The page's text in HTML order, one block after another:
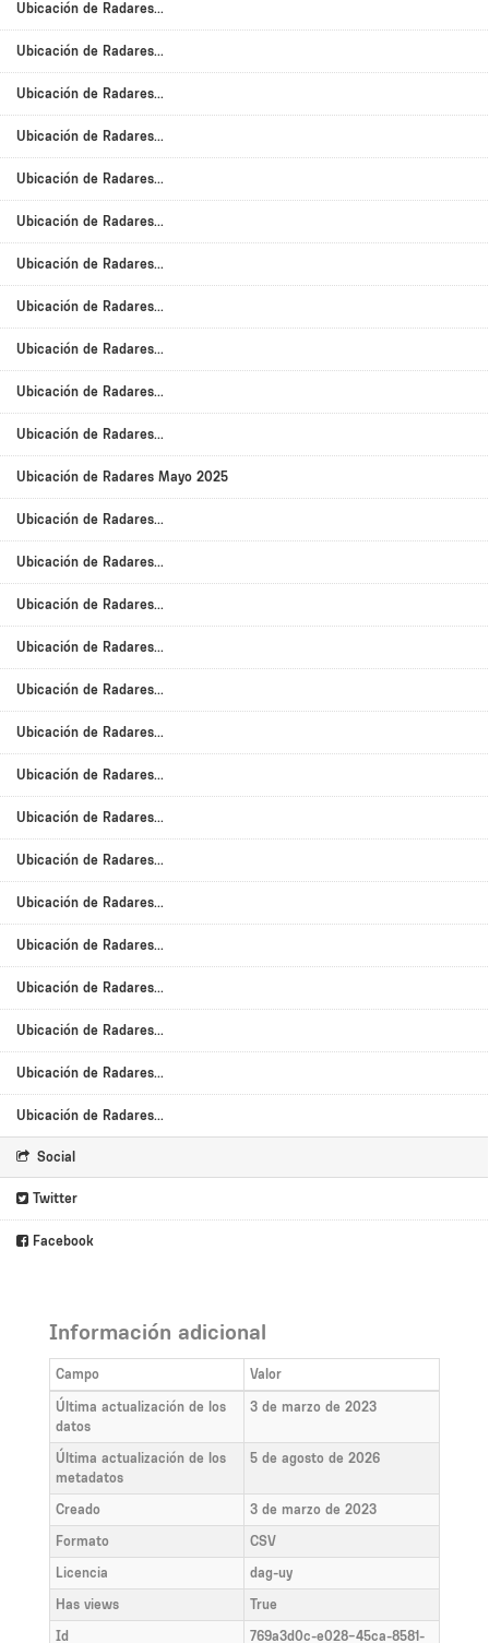
Ubicación de Radares...
Ubicación de Radares...
Ubicación de Radares...
Ubicación de Radares...
Ubicación de Radares...
Ubicación de Radares...
Ubicación de Radares...
Ubicación de Radares...
Ubicación de Radares...
Ubicación de Radares...
Ubicación de Radares...
Ubicación de Radares Mayo 2025
Ubicación de Radares...
Ubicación de Radares...
Ubicación de Radares...
Ubicación de Radares...
Ubicación de Radares...
Ubicación de Radares...
Ubicación de Radares...
Ubicación de Radares...
Ubicación de Radares...
Ubicación de Radares...
Ubicación de Radares...
Ubicación de Radares...
Ubicación de Radares...
Ubicación de Radares...
Ubicación de Radares...
Social
Twitter
Facebook
Información adicional
Campo
Valor
Última actualización de los
datos
3 de marzo de 2023
Última actualización de los
metadatos
5 de agosto de 2026
Creado
3 de marzo de 2023
Formato
CSV
Licencia
dag-uy
Has views
True
Id
769a3d0c-e028-45ca-8581-